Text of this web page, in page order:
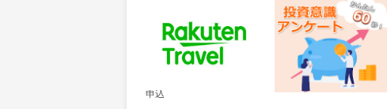
ポイント
通常：50ポイント
申込
レオンワークス 投資ア
ンケート
ポイント
獲得条件：その他(ため方)